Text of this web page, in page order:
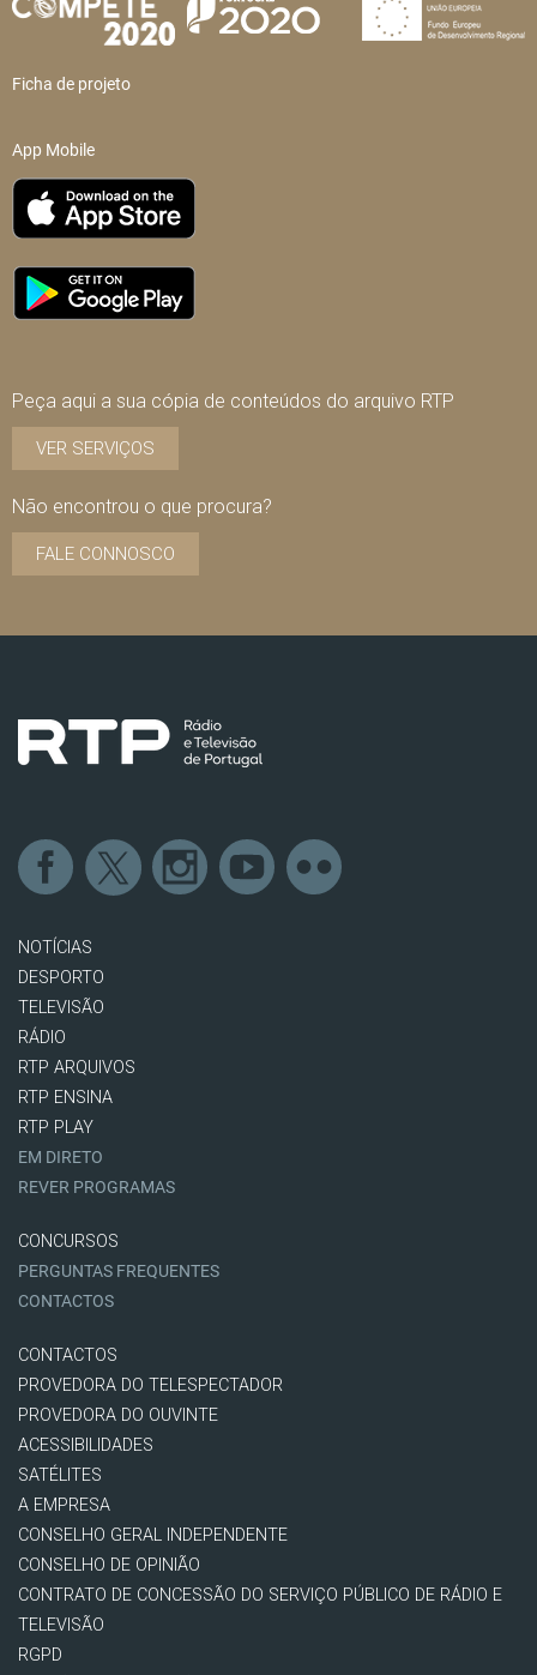
Ficha de projeto
App Mobile
Peça aqui a sua cópia de conteúdos do arquivo RTP
VER SERVIÇOS
Não encontrou o que procura?
FALE CONNOSCO
NOTÍCIAS
DESPORTO
TELEVISÃO
RÁDIO
RTP ARQUIVOS
RTP ENSINA
RTP PLAY
EM DIRETO
REVER PROGRAMAS
CONCURSOS
PERGUNTAS FREQUENTES
CONTACTOS
CONTACTOS
PROVEDORA DO TELESPECTADOR
PROVEDORA DO OUVINTE
ACESSIBILIDADES
SATÉLITES
A EMPRESA
CONSELHO GERAL INDEPENDENTE
CONSELHO DE OPINIÃO
CONTRATO DE CONCESSÃO DO SERVIÇO PÚBLICO DE RÁDIO E
TELEVISÃO
RGPD